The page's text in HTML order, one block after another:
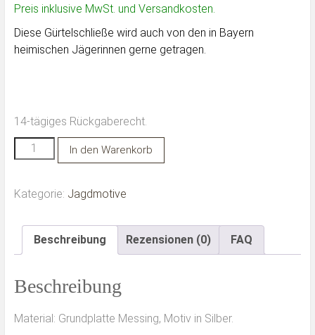
Preis inklusive MwSt. und Versandkosten.
Diese Gürtelschließe wird auch von den in Bayern
heimischen Jägerinnen gerne getragen.
14-tägiges Rückgaberecht.
Jagdmotiv
Hirschgeweih
In den Warenkorb
Kategorie: Jagdmotive
Beschreibung Rezensionen (0) FAQ
Beschreibung
Material: Grundplatte Messing, Motiv in Silber.